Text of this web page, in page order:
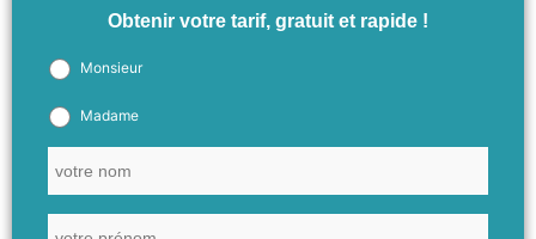
Obtenir votre tarif, gratuit et rapide !
Monsieur
Madame